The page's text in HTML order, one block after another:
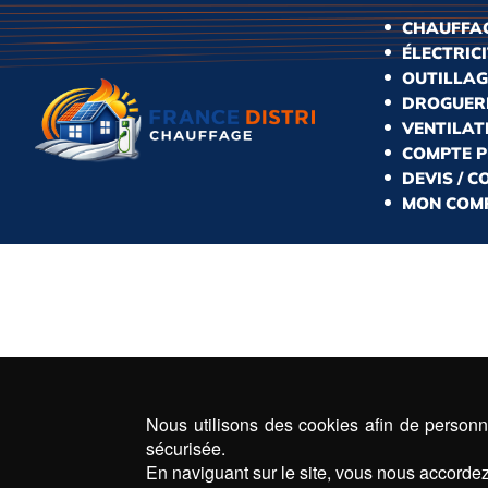
COMPTE
DEVIS /
MON
Nous utilisons des cookies afin de
sécurisée.
En naviguant sur le site, vous nous